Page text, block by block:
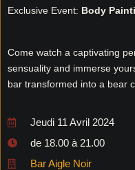
Exclusive Event: Body
Come watch a captivating
sensuality and immerse
bar transformed into a bear
Jeudi 11 Avril 2024
de 18.00 à 21.00
Bar Aigle Noir